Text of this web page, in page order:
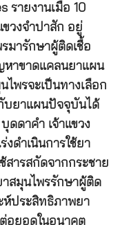
รายงานเมื่อ 10
วงจำปาสัก อยู่
มารักษาผู้ติดเชื้อ
หาขาดแคลนยาแผน
ไพรจะเป็นทางเลือก
บยาแผนปัจจุบันได้
ดดาคำ เจ้าแขวง
งดำเนินการใช้ยา
สารสกัดจากกระชาย
าสมุนไพรรักษาผู้ติด
ห์ประสิทธิภาพยา
อยอดในอนาคต